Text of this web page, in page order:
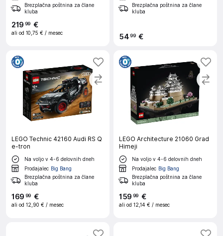
Brezplačna poštnina za člane
kluba
219 99 €
ali od 10,75 € / mesec
Brezplačna poštnina za člane
kluba
5499 €
LEGO Technic 42160 Audi RS Q
e-tron
Na voljo v 4-6 delovnih dneh
Prodajalec Big Bang
Brezplačna poštnina za člane
kluba
169 99 €
ali od 12,90 € / mesec
LEGO Architecture 21060 Grad
Himeji
Na voljo v 4-6 delovnih dneh
Prodajalec Big Bang
Brezplačna poštnina za člane
kluba
159 99 €
ali od 12,14 € / mesec